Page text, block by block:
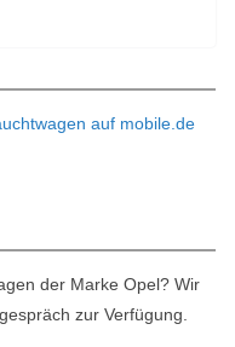
auf mobile.de
der Marke Opel? Wir
zur Verfügung.